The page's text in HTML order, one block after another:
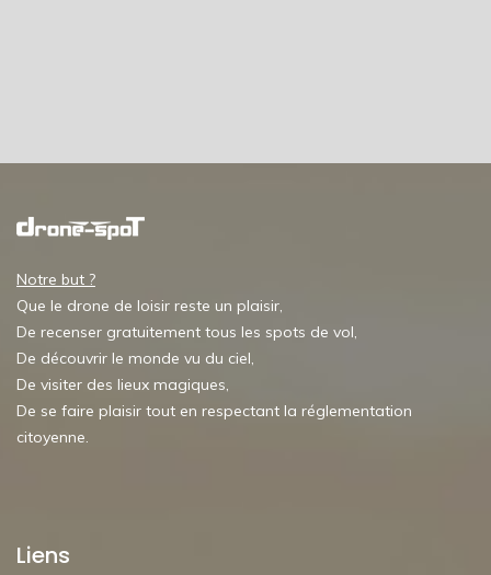
Notre but ?
Que le drone de loisir reste un plaisir,
De recenser gratuitement tous les spots de vol,
De découvrir le monde vu du ciel,
De visiter des lieux magiques,
De se faire plaisir tout en respectant la réglementation
citoyenne.
Liens